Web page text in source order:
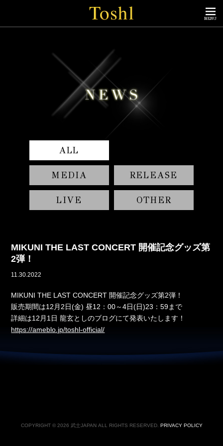
MENU
ALL
MEDIA RELEASE
LIVE OTHER
MIKUNI THE LAST CONCERT 開催記念グッズ第
2弾！
11.30.2022
MIKUNI THE LAST CONCERT 開催記念グッズ第2弾！
販売期間は12月2日(金) 昼12：00～4日(日)23：59まで
詳細は12月1日 龍玄としのブログにて発表いたします！
https://ameblo.jp/toshl-official/
COPYRIGHT © 2026 武士JAPAN ALL RIGHTS RESERVED. PRIVACY POLICY